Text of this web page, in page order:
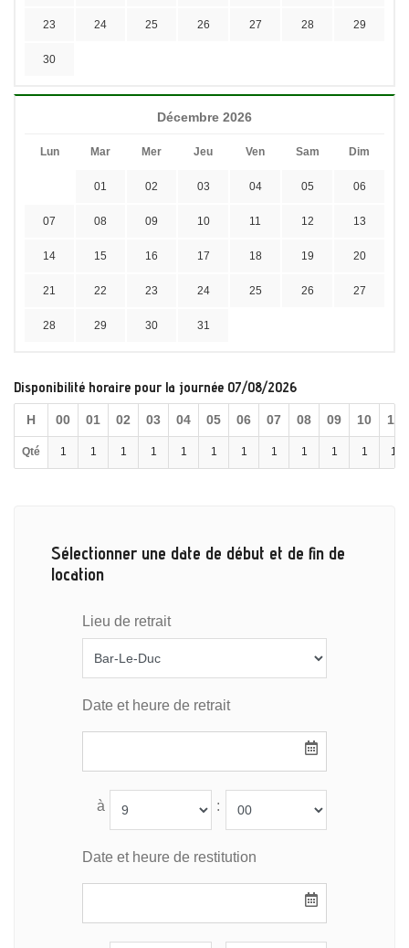
23 24 25 26 27 28 29
30
Décembre 2026
Lun Mar Mer Jeu Ven Sam Dim
01 02 03 04 05 06
07 08 09 10 11 12 13
14 15 16 17 18 19 20
21 22 23 24 25 26 27
28 29 30 31
Disponibilité horaire pour la journée 07/08/2026
H 00 01 02 03 04 05 06 07 08 09 10 11
Qté 1 1 1 1 1 1 1 1 1 1 1 1
Sélectionner une date de début et de fin de
location
Lieu de retrait
Date et heure de retrait
à :
Date et heure de restitution